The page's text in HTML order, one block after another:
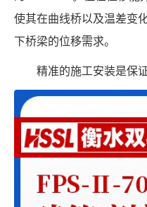
使其在曲线桥以及温差变
下桥梁的位移需求。
精准的施工安装是保